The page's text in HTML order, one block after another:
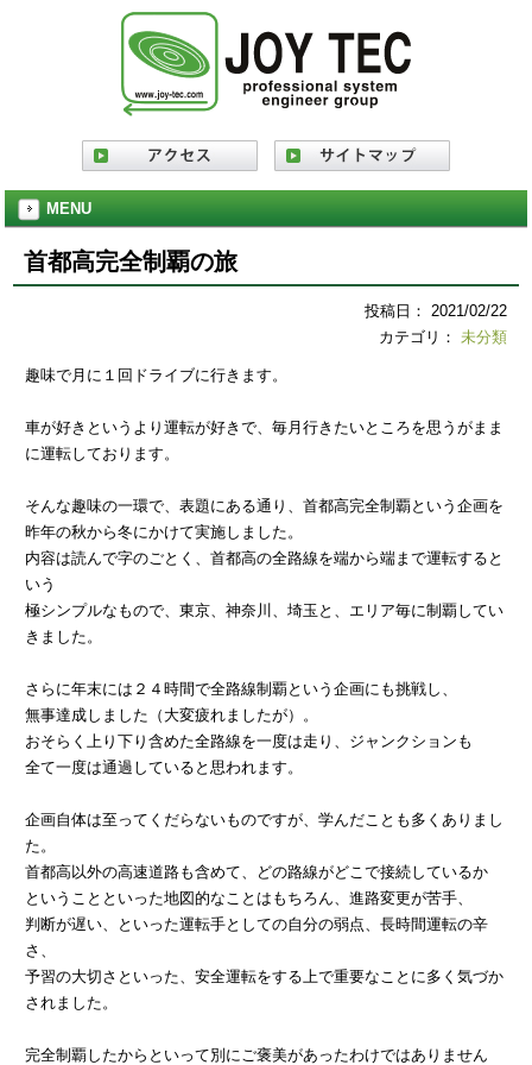
MENU
首都高完全制覇の旅
投稿日： 2021/02/22
カテゴリ： 未分類
趣味で月に１回ドライブに行きます。
車が好きというより運転が好きで、毎月行きたいところを思うがまま
に運転しております。
そんな趣味の一環で、表題にある通り、首都高完全制覇という企画を
昨年の秋から冬にかけて実施しました。
内容は読んで字のごとく、首都高の全路線を端から端まで運転すると
いう
極シンプルなもので、東京、神奈川、埼玉と、エリア毎に制覇してい
きました。
さらに年末には２４時間で全路線制覇という企画にも挑戦し、
無事達成しました（大変疲れましたが）。
おそらく上り下り含めた全路線を一度は走り、ジャンクションも
全て一度は通過していると思われます。
企画自体は至ってくだらないものですが、学んだことも多くありまし
た。
首都高以外の高速道路も含めて、どの路線がどこで接続しているか
ということといった地図的なことはもちろん、進路変更が苦手、
判断が遅い、といった運転手としての自分の弱点、長時間運転の辛
さ、
予習の大切さといった、安全運転をする上で重要なことに多く気づか
されました。
完全制覇したからといって別にご褒美があったわけではありません